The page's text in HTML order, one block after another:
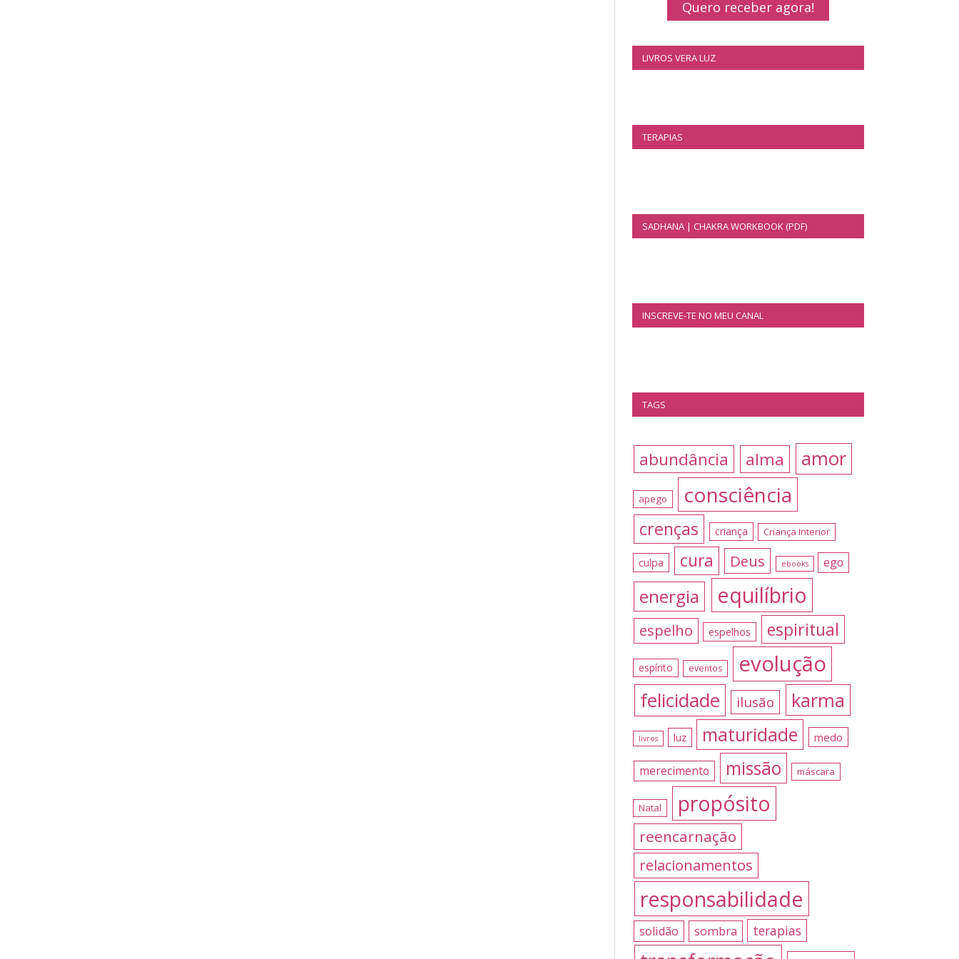
Quero receber agora!
LIVROS VERA LUZ
TERAPIAS
SADHANA | CHAKRA WORKBOOK (PDF)
INSCREVE-TE NO MEU CANAL
TAGS
abundância alma amor
apego consciência
crenças criança Criança Interior
culpa cura Deus ebooks ego
energia equilíbrio
espelho espelhos espiritual
espírito eventos evolução
felicidade ilusão karma
livros luz maturidade medo
merecimento missão máscara
Natal propósito
reencarnação
relacionamentos
responsabilidade
solidão sombra terapias